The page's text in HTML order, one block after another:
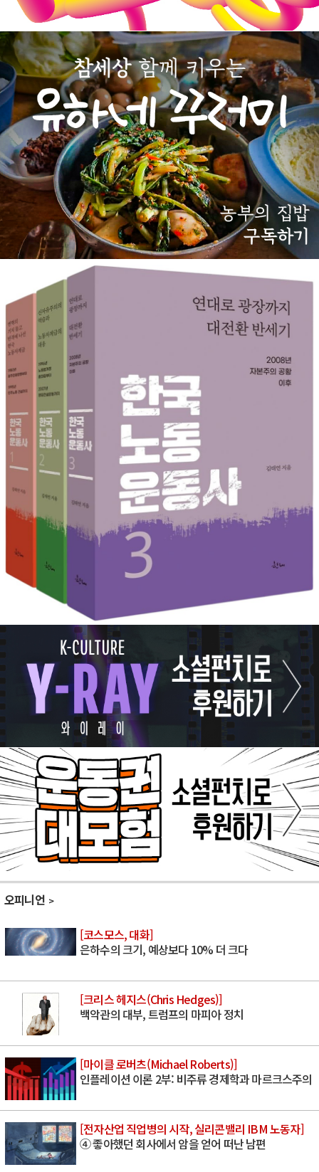
오피니언
[코스모스, 대화]
은하수의 크기, 예상보다 10% 더 크다
[크리스 헤지스(Chris Hedges)]
백악관의 대부, 트럼프의 마피아 정치
[마이클 로버츠(Michael Roberts)]
인플레이션 이론 2부: 비주류 경제학과 마르크스주의
[전자산업 직업병의 시작, 실리콘밸리 IBM 노동자]
④ 좋아했던 회사에서 암을 얻어 떠난 남편